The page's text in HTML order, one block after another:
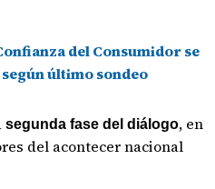
del Consumidor se
último sondeo
segunda fase del diálogo, en
del acontecer nacional